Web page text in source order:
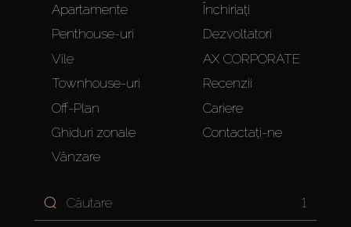
Apartamente
Penthouse-uri
Vile
Townhouse-uri
Off-Plan
Ghiduri zonale
Vânzare
Închiriați
Dezvoltatori
AX CORPORATE
Recenzii
Cariere
Contactați-ne
1